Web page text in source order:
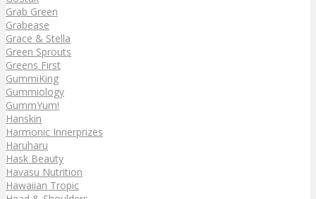
Grab Green
Grabease
Grace & Stella
Green Sprouts
Greens First
GummiKing
Gummiology
GummYum!
Hanskin
Harmonic Innerprizes
Haruharu
Hask Beauty
Havasu Nutrition
Hawaiian Tropic